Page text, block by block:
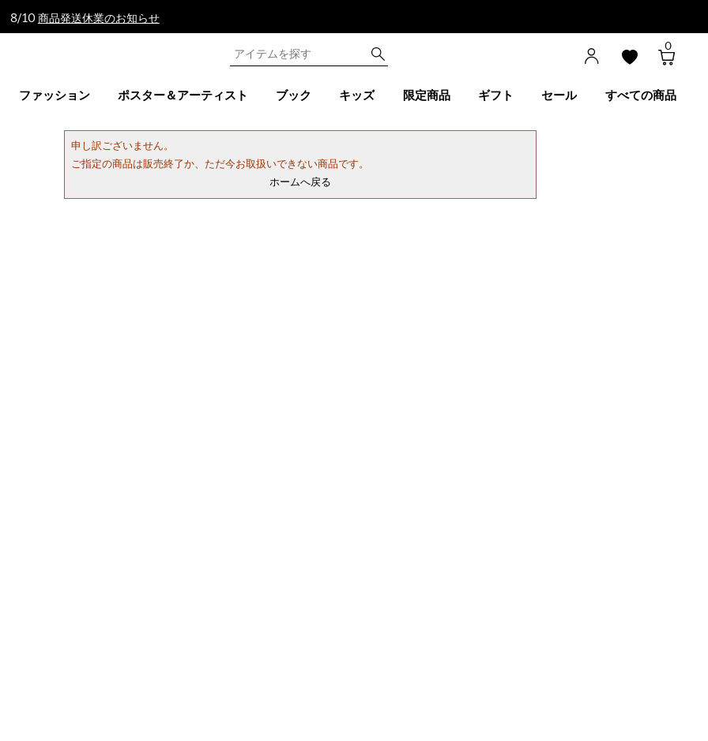
8/10 商品発送休業のお知らせ
0
ファッション ポスター＆アーティスト ブック キッズ 限定商品 ギフト セール すべての商品
申し訳ございません。
ご指定の商品は販売終了か、ただ今お取扱いできない商品です。
ホームへ戻る